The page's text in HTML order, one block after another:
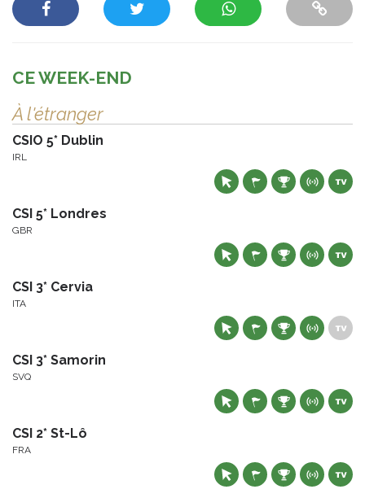
CE WEEK-END
À l'étranger
CSIO 5* Dublin
IRL
CSI 5* Londres
GBR
CSI 3* Cervia
ITA
CSI 3* Samorin
SVQ
CSI 2* St-Lô
FRA